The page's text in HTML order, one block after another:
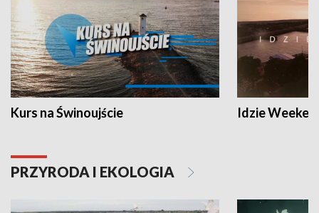
Kurs na Świnoujście Idzie
PRZYRODA I EKOLOGIA